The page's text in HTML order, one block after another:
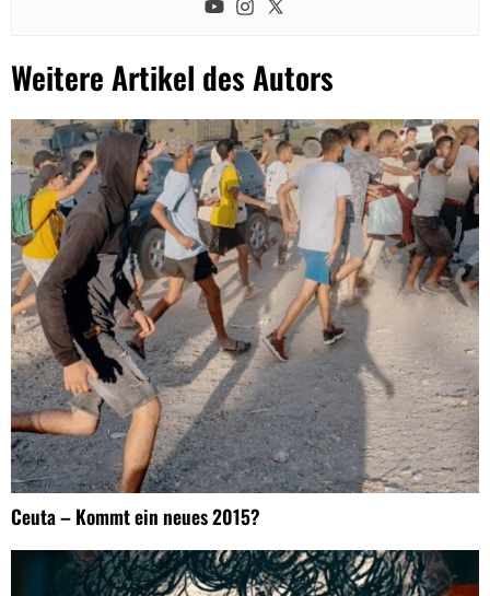
Weitere Artikel des Autors
Ceuta – Kommt ein neues 2015?